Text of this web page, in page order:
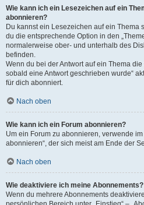
Wie kann ich ein Lesezeichen auf ein
abonnieren?
Du kannst ein Lesezeichen auf ein Thema
du die entsprechende Option in den
normalerweise ober- und unterhalb des
befinden.
Wenn du bei der Antwort auf ein Thema
sobald eine Antwort geschrieben wurde“
für dich abonniert.
Nach oben
Wie kann ich ein Forum abonnieren?
Um ein Forum zu abonnieren, verwende
abonnieren“, der sich meist am Ende der
Nach oben
Wie deaktiviere ich meine Abonnements?
Wenn du mehrere Abonnements